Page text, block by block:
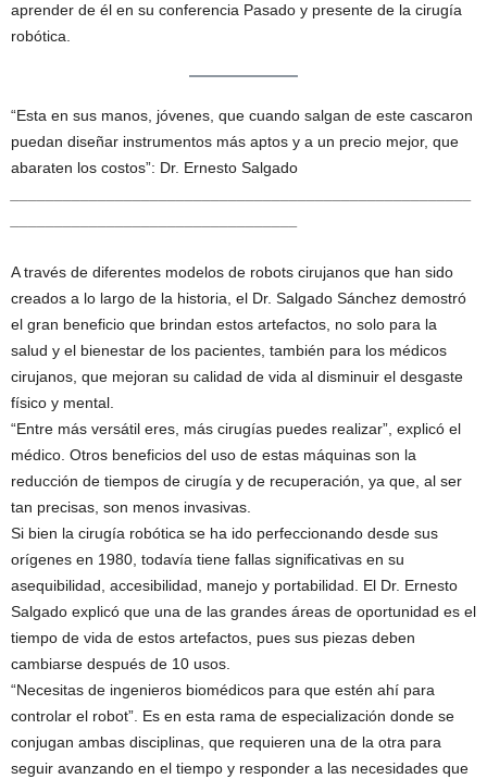
aprender de él en su conferencia Pasado y presente de la cirugía
robótica.
“Esta en sus manos, jóvenes, que cuando salgan de este cascaron
puedan diseñar instrumentos más aptos y a un precio mejor, que
abaraten los costos”: Dr. Ernesto Salgado
A través de diferentes modelos de robots cirujanos que han sido
creados a lo largo de la historia, el Dr. Salgado Sánchez demostró
el gran beneficio que brindan estos artefactos, no solo para la
salud y el bienestar de los pacientes, también para los médicos
cirujanos, que mejoran su calidad de vida al disminuir el desgaste
físico y mental.
“Entre más versátil eres, más cirugías puedes realizar”, explicó el
médico. Otros beneficios del uso de estas máquinas son la
reducción de tiempos de cirugía y de recuperación, ya que, al ser
tan precisas, son menos invasivas.
Si bien la cirugía robótica se ha ido perfeccionando desde sus
orígenes en 1980, todavía tiene fallas significativas en su
asequibilidad, accesibilidad, manejo y portabilidad. El Dr. Ernesto
Salgado explicó que una de las grandes áreas de oportunidad es el
tiempo de vida de estos artefactos, pues sus piezas deben
cambiarse después de 10 usos.
“Necesitas de ingenieros biomédicos para que estén ahí para
controlar el robot”. Es en esta rama de especialización donde se
conjugan ambas disciplinas, que requieren una de la otra para
seguir avanzando en el tiempo y responder a las necesidades que